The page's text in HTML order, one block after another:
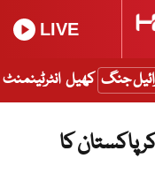
LIVE
جنگ کھیل انٹرٹینمنٹ
پاکستان کا